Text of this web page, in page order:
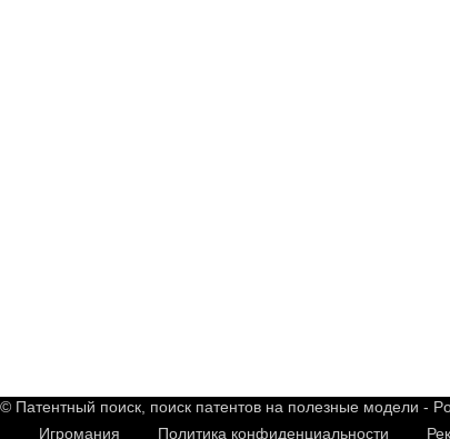
© Патентный поиск, поиск патентов на полезные модели -
Игромания
Политика конфиденциальности